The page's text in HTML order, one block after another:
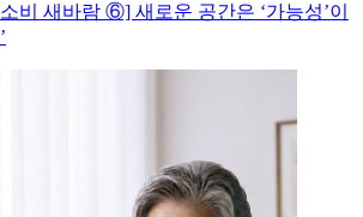
비 새바람 ⑥] 새로운 공간은 ‘가능성’이